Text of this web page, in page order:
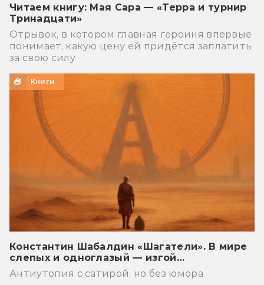
Читаем книгу: Мая Сара — «Терра и турнир
Тринадцати»
Отрывок, в котором главная героиня впервые
понимает, какую цену ей придётся заплатить
за свою силу
Книги
Константин Шабалдин «Шагатели». В мире
слепых и одноглазый — изгой…
Антиутопия с сатирой, но без юмора